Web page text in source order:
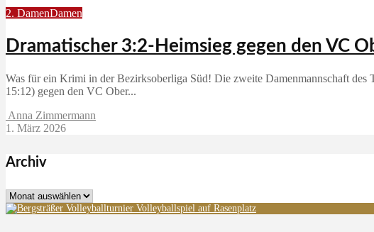
2. DamenDamen
Dramatischer 3:2-Heimsieg gegen den VC
Was für ein Krimi in der Bezirksoberliga Süd! Die zweite Damenmannschaft
15:12) gegen den VC Ober...
Anna Zimmermann
1. März 2026
Archiv
Archiv